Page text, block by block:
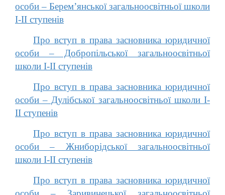
особи – Берем’янської загальноосвітньої школи
І-ІІ ступенів
Про вступ в права засновника юридичної
особи – Добропільської загальноосвітньої
школи І-ІІ ступенів
Про вступ в права засновника юридичної
особи – Дулібської загальноосвітньої школи І-
ІІ ступенів
Про вступ в права засновника юридичної
особи – Жниборідської загальноосвітньої
школи І-ІІ ступенів
Про вступ в права засновника юридичної